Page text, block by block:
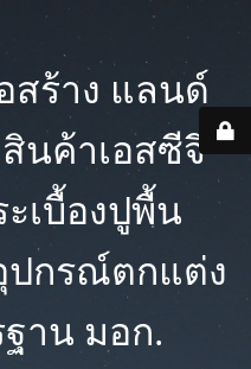
สร้าง แลนด์
นค้าเอสซีจี
เบื้องปูพื้น
ปกรณ์ตกแต่ง
าน มอก.